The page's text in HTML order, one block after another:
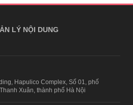
LÝ NỘI DUNG
Hapulico Complex, Số 01, phố
Xuân, thành phố Hà Nội